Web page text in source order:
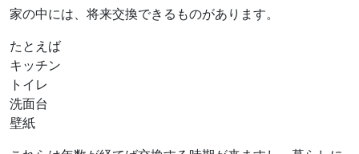
家の中には、将来交換できるものがあります。
たとえば
キッチン
トイレ
洗面台
壁紙